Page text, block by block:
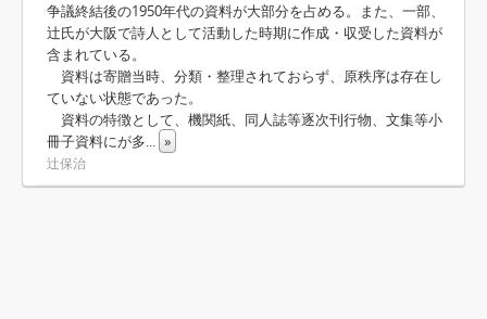
争議終結後の1950年代の資料が大部分を占める。また、一部、
辻氏が大阪で詩人として活動した時期に作成・収受した資料が
含まれている。
資料は寄贈当時、分類・整理されておらず、原秩序は存在し
ていない状態であった。
資料の特徴として、機関紙、同人誌等逐次刊行物、文集等小
冊子資料にが多... »
辻保治